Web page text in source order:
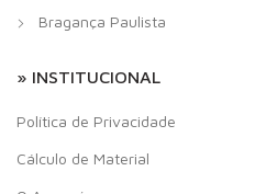
Bragança Paulista
» INSTITUCIONAL
Política de Privacidade
Cálculo de Material